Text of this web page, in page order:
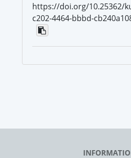
https://doi.org/10.25362/
c202-4464-bbbd-